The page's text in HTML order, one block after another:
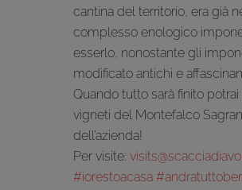
cantina del territorio, era già
complesso enologico
esserlo, nonostante gli
modificato antichi e
Quando tutto sarà finito
vigneti del Montefalco
dell’azienda!
Per visite:
#iorestoacasa